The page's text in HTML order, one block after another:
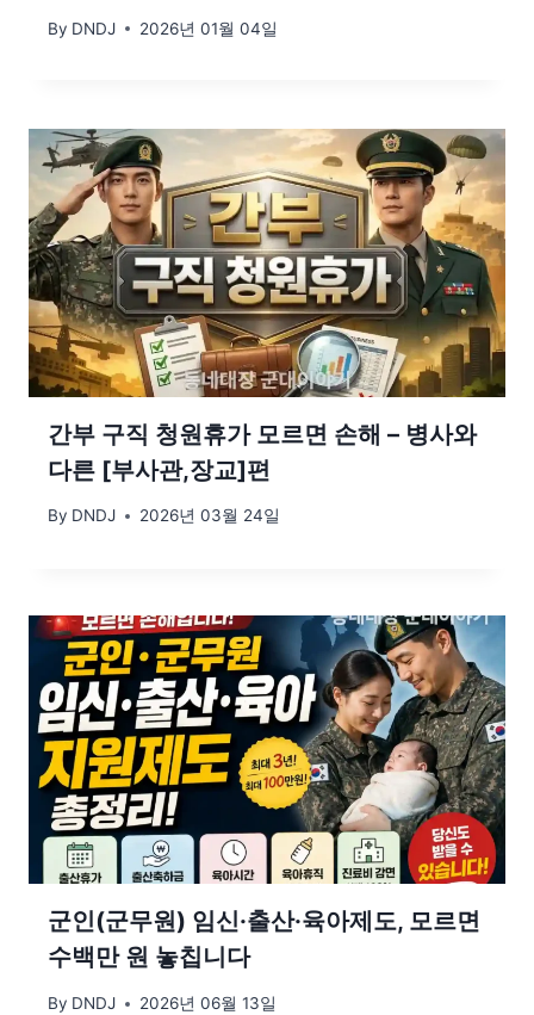
By DNDJ 2026년 01월 04일
간부 구직 청원휴가 모르면 손해 – 병사와
다른 [부사관,장교]편
By DNDJ 2026년 03월 24일
군인(군무원) 임신·출산·육아제도, 모르면
수백만 원 놓칩니다
By DNDJ 2026년 06월 13일